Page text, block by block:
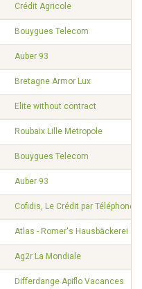
Crédit Agricole
Bouygues Telecom
Auber 93
Bretagne Armor Lux
Elite without contract
Roubaix Lille Metropole
Bouygues Telecom
Auber 93
Cofidis, Le Crédit par Téléphone
Atlas - Romer's Hausbäckerei
Ag2r La Mondiale
Differdange Apiflo Vacances